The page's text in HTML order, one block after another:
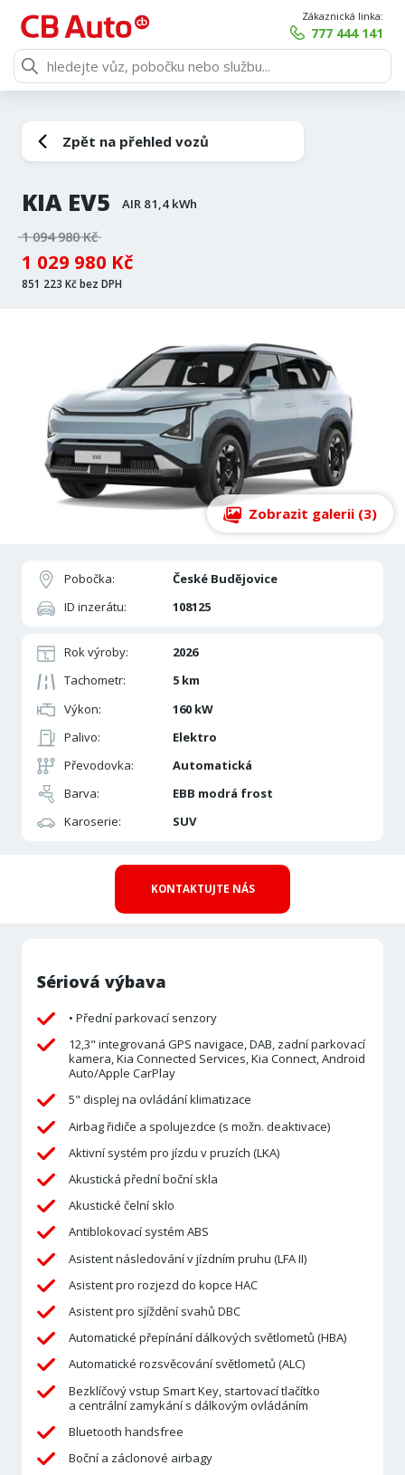
Zákaznická linka:
777 444 141
Zpět na přehled vozů
KIA EV5 AIR 81,4 kWh
1 094 980 Kč
1 029 980 Kč
851 223 Kč bez DPH
Pobočka:
České Budějovice
ID inzerátu:
108125
Rok výroby:
2026
Tachometr:
5 km
Výkon:
160 kW
Palivo:
Elektro
Převodovka:
Automatická
Barva:
EBB modrá frost
Karoserie:
SUV
Zobrazit galerii (3)
KONTAKTUJTE NÁS
Sériová výbava
• Přední parkovací senzory
12,3" integrovaná GPS navigace, DAB, zadní parkovací
kamera, Kia Connected Services, Kia Connect, Android
Auto/Apple CarPlay
5" displej na ovládání klimatizace
Airbag řidiče a spolujezdce (s možn. deaktivace)
Aktivní systém pro jízdu v pruzích (LKA)
Akustická přední boční skla
Akustické čelní sklo
Antiblokovací systém ABS
Asistent následování v jízdním pruhu (LFA II)
Asistent pro rozjezd do kopce HAC
Asistent pro sjíždění svahů DBC
Automatické přepínání dálkových světlometů (HBA)
Automatické rozsvěcování světlometů (ALC)
Bezklíčový vstup Smart Key, startovací tlačítko
a centrální zamykání s dálkovým ovládáním
Bluetooth handsfree
Boční a záclonové airbagy